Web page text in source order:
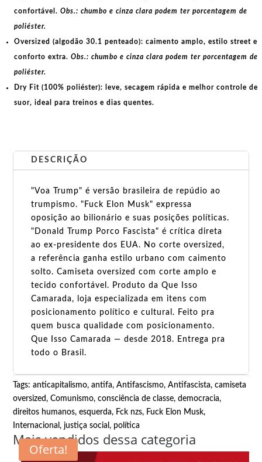
confortável. Obs.: chumbo e cinza clara podem ter porcentagem de
poliéster.
Oversized (algodão 30.1 penteado): caimento amplo, estilo street e
conforto extra. Obs.: chumbo e cinza clara podem ter porcentagem de
poliéster.
Dry Fit (100% poliéster): leve, secagem rápida e melhor controle de
suor, ideal para treinos e dias quentes.
DESCRIÇÃO
"Voa Trump" é versão brasileira de repúdio ao
trumpismo. "Fuck Elon Musk" expressa
oposição ao bilionário e suas posições políticas.
"Donald Trump Porco Fascista" é crítica direta
ao ex-presidente dos EUA. No corte oversized,
a referência ganha estilo urbano com caimento
solto. Camiseta oversized com corte amplo e
tecido confortável. Produto da Que Isso
Camarada, loja especializada em itens com
posicionamento político e cultural. Feito pra
quem busca qualidade com posicionamento.
Que Isso Camarada — desde 2018. Entrega pra
todo o Brasil.
Tags:anticapitalismo,antifa,Antifascismo,Antifascista,camiseta
oversized,Comunismo,consciência de classe,democracia,
direitos humanos,esquerda, Fck nzs, Fuck Elon Musk,
Internacional,justiça social, política
Mais vendidos dessa categoria
Oferta!